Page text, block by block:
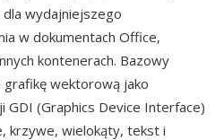
wydajniejszego
w dokumentach Office,
kontenerach. Bazowy
wektorową jako
GDI (Graphics Device Interface)
krzywe, wielokąty, tekst i